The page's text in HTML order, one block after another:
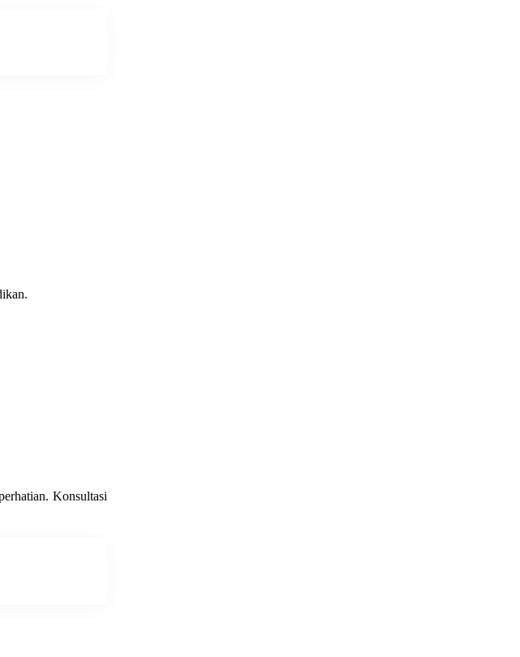
Konsultasi